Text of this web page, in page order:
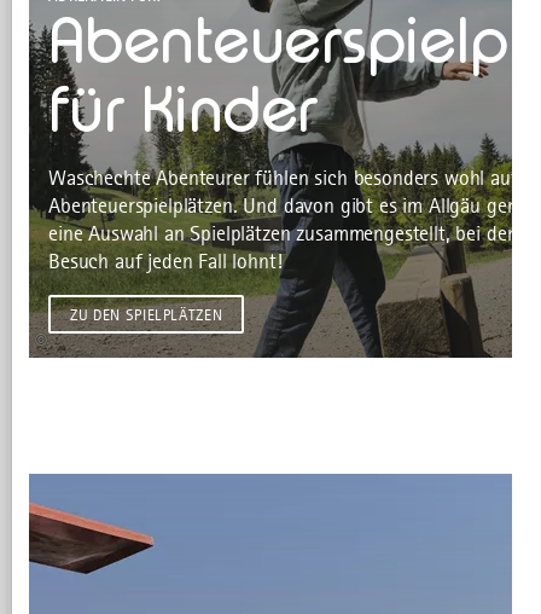
©
für Kinder
Waschechte Abenteurer fühlen sich besonders wohl auf
Abenteuerspielplätzen. Und davon gibt es im Allgäu
eine Auswahl an Spielplätzen zusammengestellt, bei
Besuch auf jeden Fall lohnt!
ZU DEN SPIELPLÄTZEN